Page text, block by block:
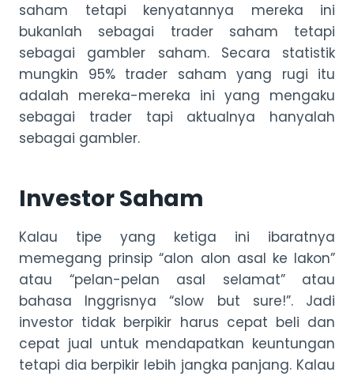
saham tetapi kenyatannya mereka ini
bukanlah sebagai trader saham tetapi
sebagai gambler saham. Secara statistik
mungkin 95% trader saham yang rugi itu
adalah mereka-mereka ini yang mengaku
sebagai trader tapi aktualnya hanyalah
sebagai gambler.
Investor Saham
Kalau tipe yang ketiga ini ibaratnya
memegang prinsip “alon alon asal ke lakon”
atau “pelan-pelan asal selamat” atau
bahasa Inggrisnya “slow but sure!”. Jadi
investor tidak berpikir harus cepat beli dan
cepat jual untuk mendapatkan keuntungan
tetapi dia berpikir lebih jangka panjang. Kalau